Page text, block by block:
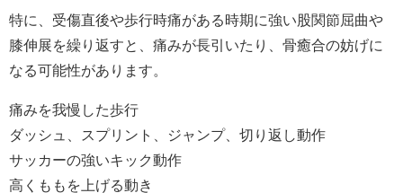
特に、受傷直後や歩行時痛がある時期に強い股関節屈曲や
膝伸展を繰り返すと、痛みが長引いたり、骨癒合の妨げに
なる可能性があります。
痛みを我慢した歩行
ダッシュ、スプリント、ジャンプ、切り返し動作
サッカーの強いキック動作
高くももを上げる動き